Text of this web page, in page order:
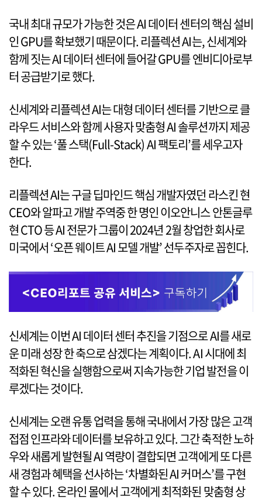
국내 최대 규모가 가능한 것은 AI 데이터 센터의 핵심 설비
인 GPU를 확보했기 때문이다. 리플렉션 AI는, 신세계와
함께 짓는 AI 데이터 센터에 들어갈 GPU를 엔비디아로부
터 공급받기로 했다.
신세계와 리플렉션 AI는 대형 데이터 센터를 기반으로 클
라우드 서비스와 함께 사용자 맞춤형 AI 솔루션까지 제공
할 수 있는 ‘풀 스택(Full-Stack) AI 팩토리’를 세우고자
한다.
리플렉션 AI는 구글 딥마인드 핵심 개발자였던 라스킨 현
CEO와 알파고 개발 주역중 한 명인 이오안니스 안톤글루
현 CTO 등 AI 전문가 그룹이 2024년 2월 창업한 회사로
미국에서 ‘오픈 웨이트 AI 모델 개발’ 선두주자로 꼽힌다.
신세계는 이번 AI 데이터 센터 추진을 기점으로 AI를 새로
운 미래 성장 한 축으로 삼겠다는 계획이다. AI 시대에 최
적화된 혁신을 실행함으로써 지속가능한 기업 발전을 이
루겠다는 것이다.
신세계는 오랜 유통 업력을 통해 국내에서 가장 많은 고객
접점 인프라와 데이터를 보유하고 있다. 그간 축적한 노하
우와 새롭게 발현될 AI 역량이 결합되면 고객에게 또 다른
새 경험과 혜택을 선사하는 ‘차별화된 AI 커머스’를 구현
할 수 있다. 온라인 몰에서 고객에게 최적화된 맞춤형 상